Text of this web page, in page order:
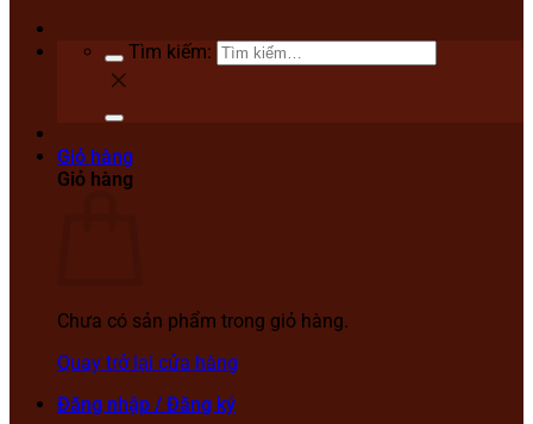
Tìm kiếm:
Giỏ hàng
Giỏ hàng
Chưa có sản phẩm trong giỏ hàng.
Quay trở lại cửa hàng
Đăng nhập / Đăng ký